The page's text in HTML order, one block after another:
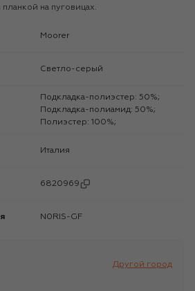
на пуговицах.
Moorer
Светло-серый
Подкладка-полиэстер: 50%;
Подкладка-полиамид: 50%;
Полиэстер: 100%;
Италия
6820969
N0RIS-GF
Другой город